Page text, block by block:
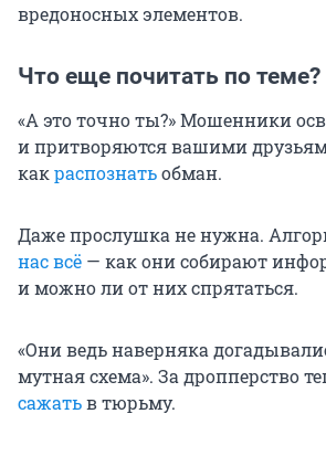
вредоносных элементов.
Что еще почитать по теме?
«А это точно ты?» Мошенники
и притворяются вашими
какраспознатьобман.
Даже прослушка не нужна.
нас всё — как они собирают
и можно ли от них спрятаться.
«Они ведь наверняка
мутная схема». За дропперство
сажатьв тюрьму.